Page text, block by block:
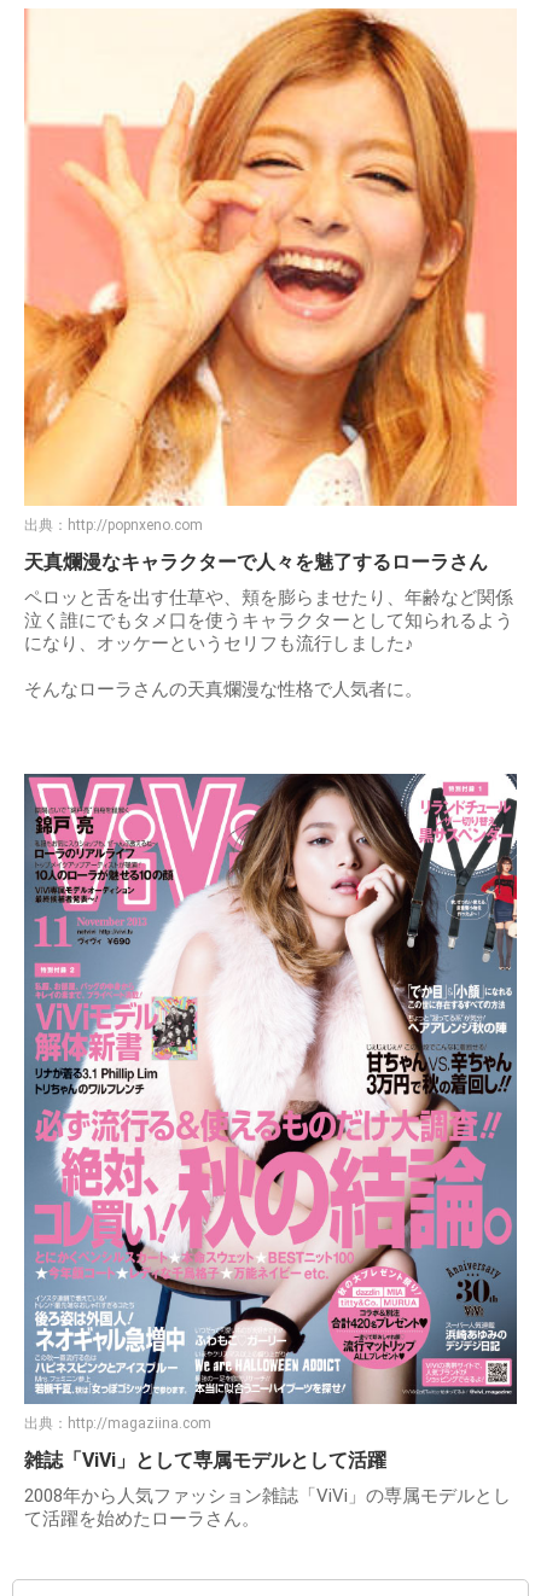
出典： http://popnxeno.com
天真爛漫なキャラクターで人々を魅了するローラさん
ペロッと舌を出す仕草や、頬を膨らませたり、年齢など関係
泣く誰にでもタメ口を使うキャラクターとして知られるよう
になり、オッケーというセリフも流行しました♪
そんなローラさんの天真爛漫な性格で人気者に。
出典： http://magaziina.com
雑誌「ViVi」として専属モデルとして活躍
2008年から人気ファッション雑誌「ViVi」の専属モデルとし
て活躍を始めたローラさん。